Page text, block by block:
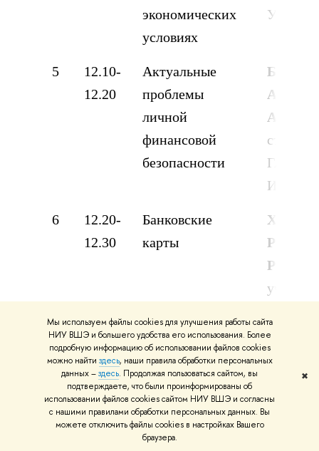
Мы используем файлы cookies для улучшения работы сайта
НИУ ВШЭ и большего удобства его использования. Более
подробную информацию об использовании файлов cookies
можно найти здесь, наши правила обработки персональных
данных –здесь. Продолжая пользоваться сайтом, вы
подтверждаете, что были проинформированы об
использовании файлов cookies сайтом НИУ ВШЭ и согласны
с нашими правилами обработки персональных данных. Вы
можете отключить файлы cookies в настройках Вашего
браузера.
✖
экономических
условиях
5
12.10-
12.20
Актуальные
проблемы
личной
финансовой
безопасности
ГАПОУ
6
12.20-
12.30
Банковские
карты
Ренара
Ш.
г. Янаул
12.30-
12.40
Банковские
карты и
мошенничество